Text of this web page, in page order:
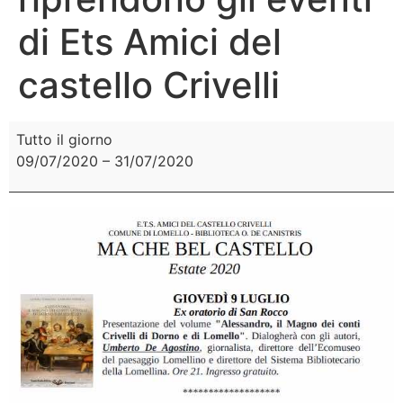
di Ets Amici del
castello Crivelli
Tutto il giorno
09/07/2020 – 31/07/2020